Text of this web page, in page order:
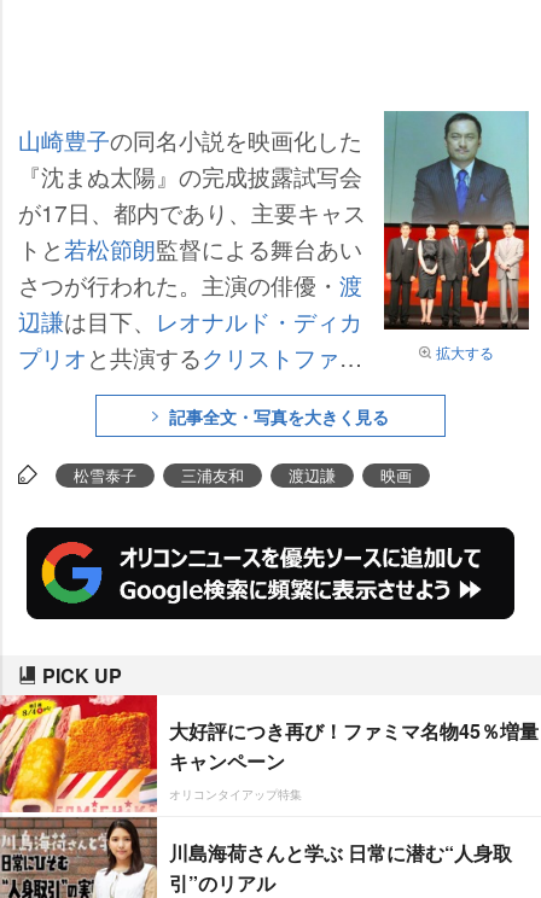
拡大する
山崎豊子の同名小説を映画化した
『沈まぬ太陽』の完成披露試写会
が17日、都内であり、主要キャス
トと若松節朗監督による舞台あい
さつが行われた。主演の俳優・ 渡
辺謙は目下、
レオナルド・ディカ
プリオと共演するクリストファ
ー・ノーラン監督の新作映画の撮
影中で、米・ロサンゼルスから生
中継で参加。「この映画が明日へ
ればありがたいな、そんな風に祈
っています」と観客にメッセージ
を送った。
記事全文・写真を大きく見る
松雪泰子 三浦友和 渡辺謙 映画
PICK UP
大好評につき再び！ファミマ名物45％増量
キャンペーン
オリコンタイアップ特集
川島海荷さんと学ぶ 日常に潜む“人身取
引”のリアル